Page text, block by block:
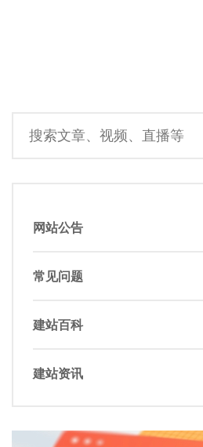
网站公告
常见问题
建站百科
建站资讯